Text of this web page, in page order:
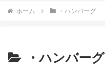
ホーム ・ハンバーグ
・ハンバーグ